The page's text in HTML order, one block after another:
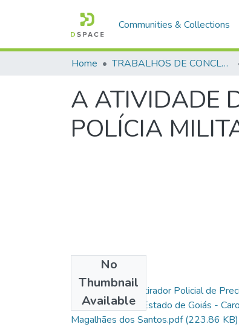
Communities & Collections
Home TRABALHOS DE CONCLUSÃO DE CURSO - CFO (CURSO DE FORMAÇÃO DE OFICIAIS)
A ATIVIDADE
POLÍCIA
No
Thumbnail
Available
A Atividade do Atirador Policial de
Polícia Militar do Estado de Goiás -
Magalhães dos Santos.pdf(223.86 KB)